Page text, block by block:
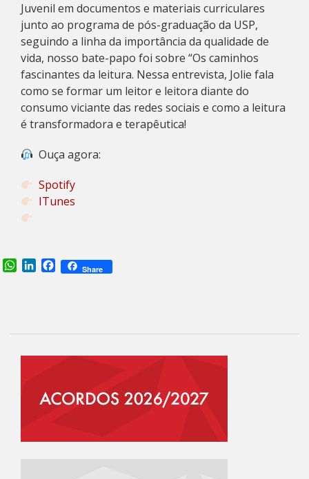
Juvenil em documentos e materiais curriculares
junto ao programa de pós-graduação da USP,
seguindo a linha da importância da qualidade de
vida, nosso bate-papo foi sobre “Os caminhos
fascinantes da leitura. Nessa entrevista, Jolie fala
como se formar um leitor e leitora diante do
consumo viciante das redes sociais e como a leitura
é transformadora e terapêutica!
Ouça agora:
Spotify
ITunes
WhatsApp
LinkedInFacebook
Share